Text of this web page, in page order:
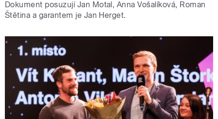
Dokument posuzují Jan Motal, Anna Vošalíková, Roman
Štětina a garantem je Jan Herget.